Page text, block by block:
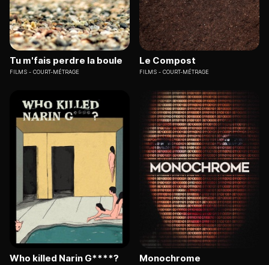
Tu m'fais perdre la boule
FILMS COURT-MÉTRAGE
Le Compost
FILMS COURT-MÉTRAGE
Who killed Narin G****? Monochrome